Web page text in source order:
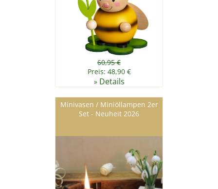
60,95 €
Preis: 48,90 €
» Details
Minivasen / Miniöllampen 2er
Set - Neuheit 2026